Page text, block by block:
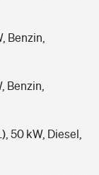
Benzin,
Benzin,
50 kW, Diesel,